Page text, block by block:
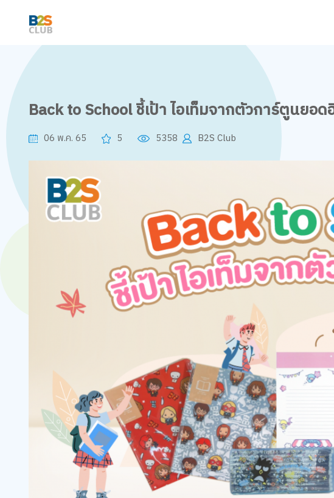
Back to School ชี้เป้า ไอเท็มจากตัวการ์ตูนยอ
06 พ.ค. 65 5 5358 B2S Club